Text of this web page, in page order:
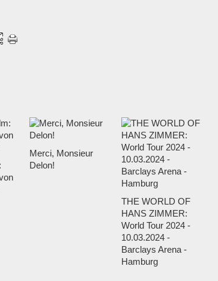
Merci, Monsieur
Delon!
THE WORLD OF
HANS ZIMMER:
World Tour 2024 -
10.03.2024 -
Barclays Arena -
Hamburg